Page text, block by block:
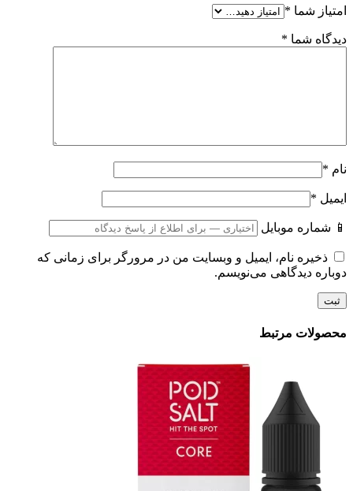
امتیاز شما *
دیدگاه شما *
نام *
ایمیل *
📱 شماره موبایل
ذخیره نام، ایمیل و وبسایت من در مرورگر برای زمانی که
دوباره دیدگاهی می‌نویسم.
محصولات مرتبط